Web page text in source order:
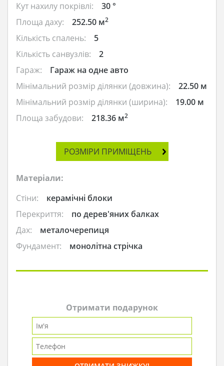
Кут нахилу покрівлі:
30 °
Площа даху:
252.50 м2
Кількість спалень:
5
Кількість санвузлів:
2
Гараж:
Гараж на одне авто
Мінімальний розмір ділянки (довжина):
22.50 м
Мінімальний розмір ділянки (ширина):
19.00 м
Площа забудови:
218.36 м2
РОЗМІРИ ПРИМІЩЕНЬ
Матеріали:
Стіни:
керамічні блоки
Перекриття:
по дерев'яних балках
Дах:
металочерепиця
Фундамент:
монолітна стрічка
Отримати подарунок